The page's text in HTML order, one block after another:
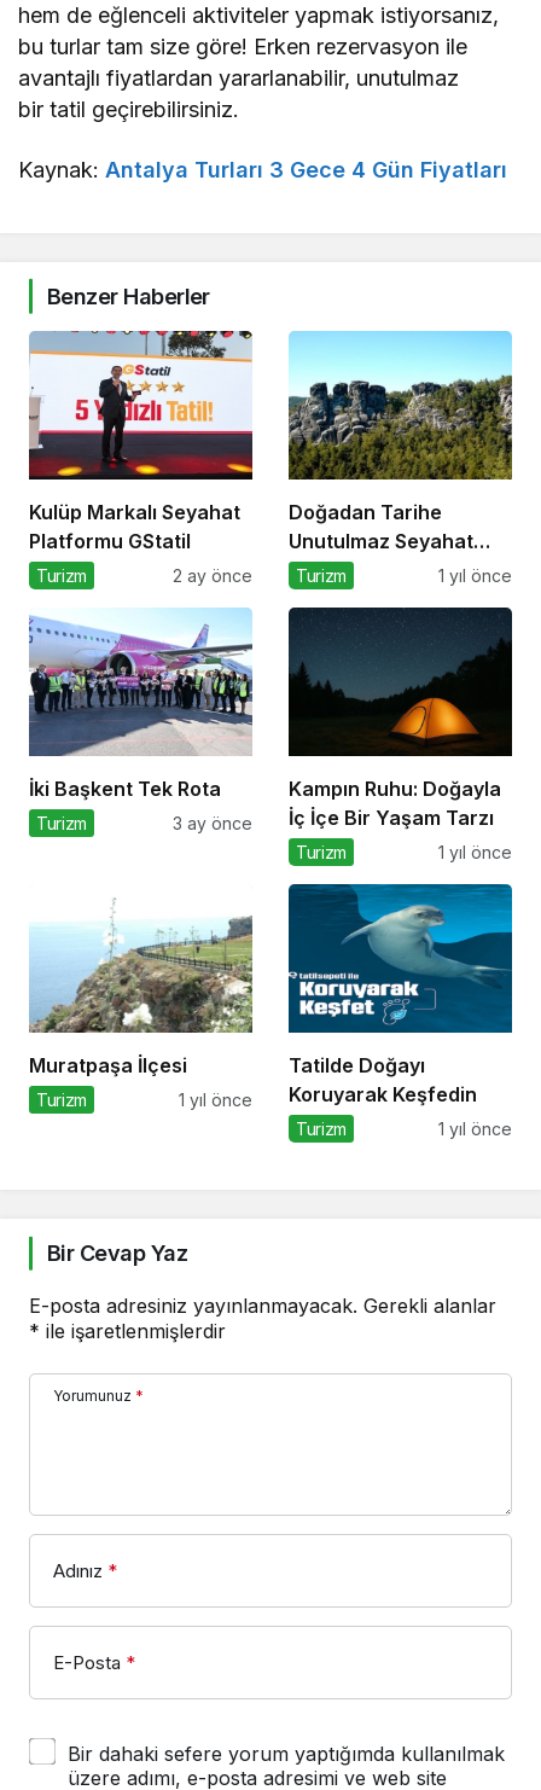
hem de eğlenceli aktiviteler yapmak istiyorsanız,
bu turlar tam size göre! Erken rezervasyon ile
avantajlı fiyatlardan yararlanabilir, unutulmaz
bir tatil geçirebilirsiniz.
Kaynak:Antalya Turları 3 Gece 4 Gün Fiyatları
Benzer Haberler
Kulüp Markalı Seyahat
Platformu GStatil
Turizm 2 ay önce
Doğadan Tarihe
Unutulmaz Seyahat
Önerileri
Turizm 1 yıl önce
İki Başkent Tek Rota
Turizm 3 ay önce
Kampın Ruhu: Doğayla
İç İçe Bir Yaşam Tarzı
Turizm 1 yıl önce
Muratpaşa İlçesi
Turizm 1 yıl önce
Tatilde Doğayı
Koruyarak Keşfedin
Turizm 1 yıl önce
Bir Cevap Yaz
E-posta adresiniz yayınlanmayacak. Gerekli alanlar
* ile işaretlenmişlerdir
Yorumunuz *
Adınız *
E-Posta *
Bir dahaki sefere yorum yaptığımda kullanılmak
üzere adımı, e-posta adresimi ve web site